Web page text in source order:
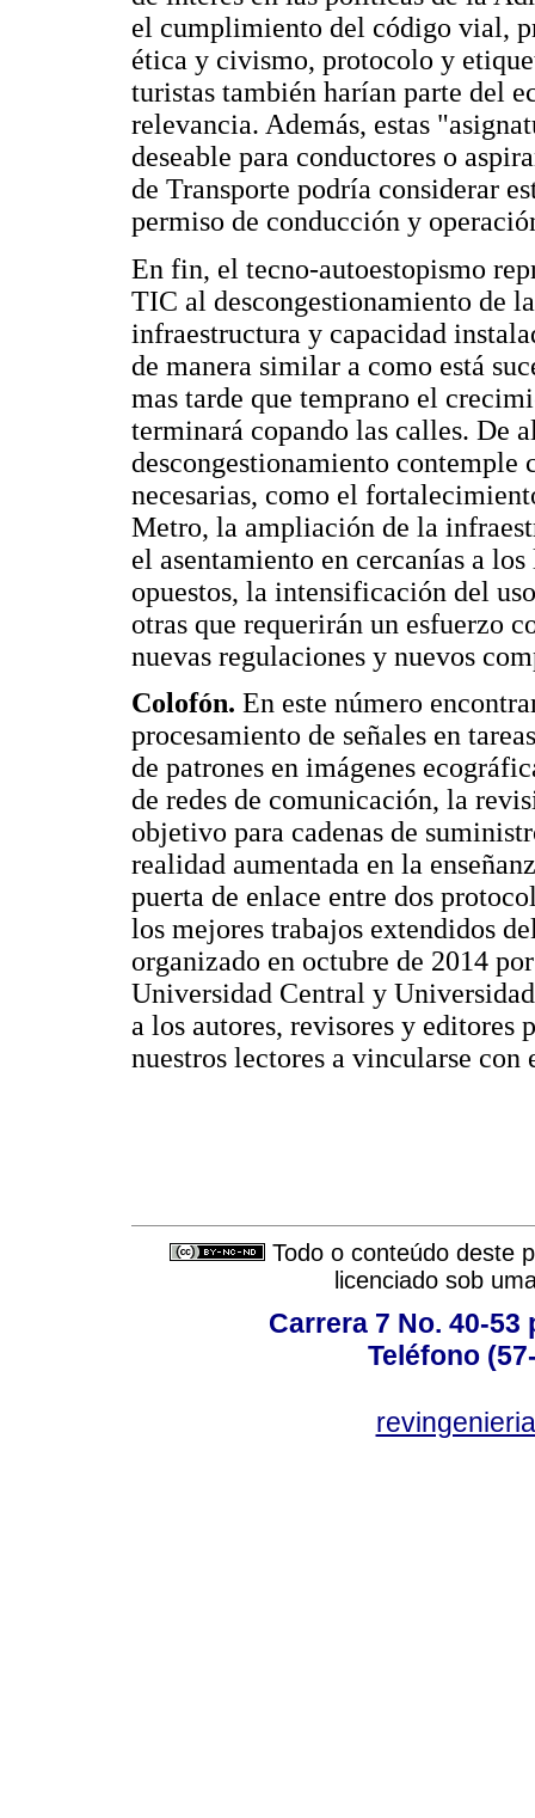
el cumplimiento del código vial,
ética y civismo, protocolo y
turistas también harían parte del
relevancia. Además, estas
deseable para conductores o
de Transporte podría considerar
permiso de conducción y
En fin, el tecno-autoestopismo
TIC al descongestionamiento de
infraestructura y capacidad
de manera similar a como está
mas tarde que temprano el
terminará copando las calles. De
descongestionamiento
necesarias, como el
Metro, la ampliación de la
el asentamiento en cercanías a
opuestos, la intensificación del
otras que requerirán un esfuerzo
nuevas regulaciones y nuevos
Colofón. En este número
procesamiento de señales en
de patrones en imágenes
de redes de comunicación, la
objetivo para cadenas de
realidad aumentada en la
puerta de enlace entre dos
los mejores trabajos extendidos
organizado en octubre de 2014
Universidad Central y
a los autores, revisores y editores
nuestros lectores a vincularse con
Todo o conteúdo deste
licenciado sob
Carrera 7 No. 40-
Teléfono